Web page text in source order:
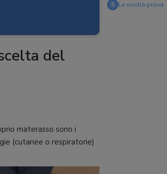
5 La nostra prova
del
materasso sono i
(cutanee o respiratorie)